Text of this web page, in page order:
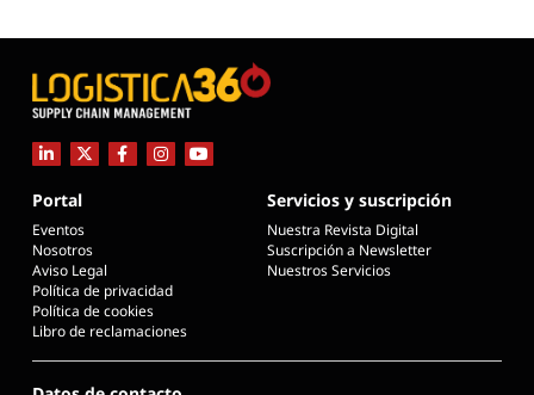
Portal
Eventos
Nosotros
Aviso Legal
Política de privacidad
Política de cookies
Libro de reclamaciones
Servicios y suscripción
Nuestra Revista Digital
Suscripción a Newsletter
Nuestros Servicios